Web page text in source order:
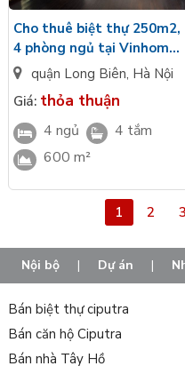
Cho thuê biệt thự 250m2,
4 phòng ngủ tại Vinhomes
Hoa Sữa, quận Long Biên
quận Long Biên, Hà Nội
Giá: thỏa thuận
4 ngủ
4 tắm
600 m²
1 2 3
Nội bộ | Dự án |
Bán biệt thự ciputra
Bán căn hộ Ciputra
Bán nhà Tây Hồ